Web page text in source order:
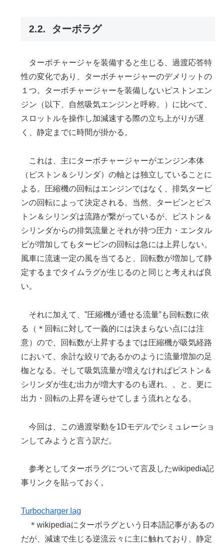
ターボラグ
ターボチャージャを装備すると生じる、過渡応答特
性の変化であり、ターボチャージャーのデメリットの
１つ。ターボチャージャーを装備しないピストンエン
ジン（以下、自然吸気エンジンと呼称。）に比べて、
スロットルを操作し加減速する際の立ち上がりが遅
く、静定までに時間が掛かる。
これは、主にターボチャージャーがエンジン本体
（ピストン＆シリンダ）の軸とは独立していることに
よる。圧縮機の回転はエンジンではなく、排気タービ
ンの回転によって決定される。当然、タービンとピス
トン＆シリンダは流路が繋がっているが、ピストン＆
シリンダからの排気流量とそれが持つ圧力・エンタル
ピが増加してもタービンの回転は急には上昇しない。
風車に流速一定の風を当てると、回転数が増加して静
定するまでタイムラグが生じるのと同じと考えれば良
い。
それに加えて、”圧縮機が通せる流量”も回転数に依
る（＊回転に対して一義的には決まらない点には注
意）ので、回転数が上昇するまでは圧縮機が吸気経路
において、余計な絞りであるかのように流量増加の足
枷となる。そして吸気流量が増えなければピストン＆
シリンダが生む出力が増大するのも遅れ、、と、更に
出力・回転の上昇を遅らせてしまう流れとなる。
今回は、この過渡挙動を1Dモデルでシミュレーショ
ンしてみようと言う訳だ。
参考としてターボラグについて言及したwikipedia記
事リンクを貼っておく。
Turbocharger lag
＊wikipediaにターボラグという日本語記事があるの
だが、減速で生じる逆流云々に主に触れており、静定